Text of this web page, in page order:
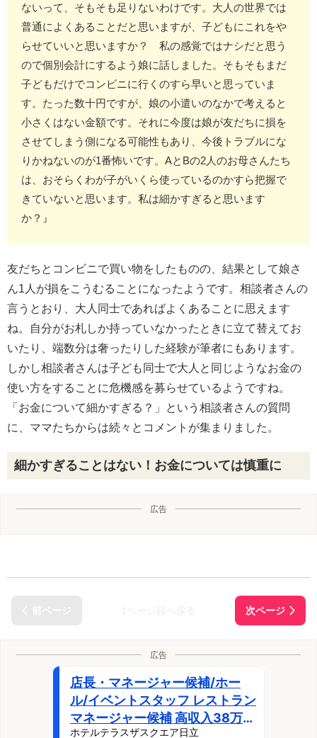
ないって、そもそも足りないわけです。大人の世界では
普通によくあることだと思いますが、子どもにこれをや
らせていいと思いますか？ 私の感覚ではナシだと思う
ので個別会計にするよう娘に話しました。そもそもまだ
子どもだけでコンビニに行くのすら早いと思っていま
す。たった数十円ですが、娘の小遣いのなかで考えると
小さくはない金額です。それに今度は娘が友だちに損を
させてしまう側になる可能性もあり、今後トラブルにな
りかねないのが1番怖いです。AとBの2人のお母さんたち
は、おそらくわが子がいくら使っているのかすら把握で
きていないと思います。私は細かすぎると思います
か？』
友だちとコンビニで買い物をしたものの、結果として娘さ
ん1人が損をこうむることになったようです。相談者さんの
言うとおり、大人同士であればよくあることに思えます
ね。自分がお札しか持っていなかったときに立て替えてお
いたり、端数分は奢ったりした経験が筆者にもあります。
しかし相談者さんは子ども同士で大人と同じようなお金の
使い方をすることに危機感を募らせているようですね。
「お金について細かすぎる？」という相談者さんの質問
に、ママたちからは続々とコメントが集まりました。
細かすぎることはない！お金については慎重に
広告
広告
店長・マネージャー候補/ホー
ル/イベントスタッフ レストラン
マネージャー候補 高収入38万円
ホテルテラスザスクエア日立